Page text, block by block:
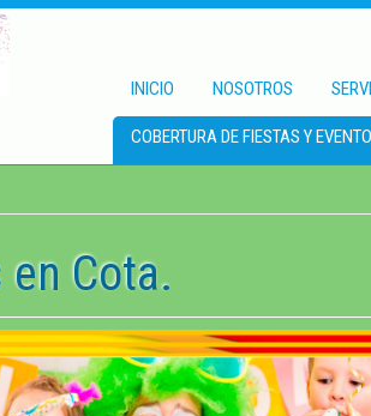
INICIO NOSOTROS
COBERTURA DE FIESTAS Y
Cota.